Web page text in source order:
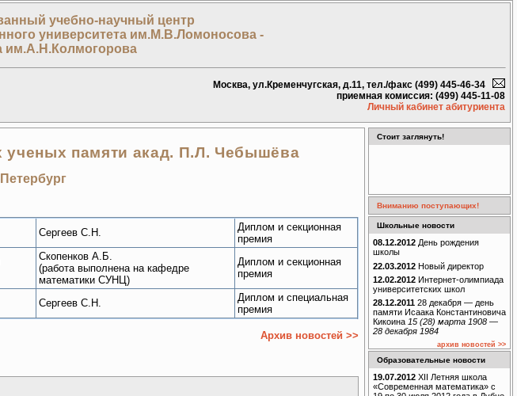
учебно-научный центр
университета им.М.В.Ломоносова -
им.А.Н.Колмогорова
Москва, ул.Кременчугская, д.11, тел./факс (499) 445-46-34
приемная комиссия: (499) 445-11-08
Личный кабинет абитуриента
памяти акад. П.Л. Чебышёва
Сергеев С.Н.
Диплом и секционная
премия
Скопенков А.Б.
(работа выполнена на кафедре
математики СУНЦ)
Диплом и секционная
премия
Сергеев С.Н.
Диплом и специальная
премия
Архив новостей >>
Стоит заглянуть!
Вниманию поступающих!
Школьные новости
08.12.2012 День рождения
школы
22.03.2012 Новый директор
12.02.2012 Интернет-олимпиада
университетских школ
28.12.2011 28 декабря — день
памяти Исаака Константиновича
Кикоина 15 (28) марта 1908 —
28 декабря 1984
архив новостей >>
Образовательные новости
19.07.2012 XII Летняя школа
«Современная математика» с